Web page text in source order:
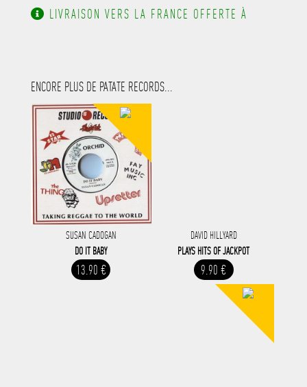
LIVRAISON VERS LA FRANCE OFFERTE À
ENCORE PLUS DE PATATE RECORDS...
SUSAN CADOGAN
DO IT BABY
13.90 €
DAVID HILLYARD
PLAYS HITS OF JACKPOT
9.90 €